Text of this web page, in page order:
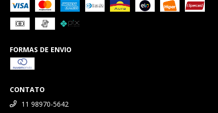
FORMAS DE ENVIO
CONTATO
11 98970-5642